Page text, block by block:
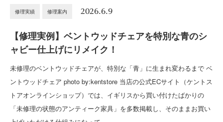
修理実績 修理案内 2026.6.9
【修理実例】ベントウッドチェアを特別な青のシ
ャビー仕上げにリメイク！
未修理のベントウッドチェアが、特別な「青」に生まれ変わるまで ベ
ントウッドチェア photo by:kentstore 当店の公式ECサイト（ケントス
トアオンラインショップ）では、イギリスから買い付けたばかりの
「未修理の状態のアンティーク家具」を多数掲載し、そのままお買い